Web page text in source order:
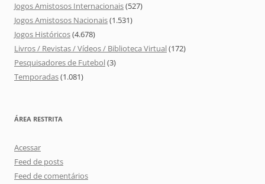
Jogos Amistosos Internacionais(527)
Jogos Amistosos Nacionais(1.531)
Jogos Históricos(4.678)
Livros / Revistas / Vídeos / Biblioteca Virtual(172)
Pesquisadores de Futebol(3)
Temporadas(1.081)
ÁREA RESTRITA
Acessar
Feed de posts
Feed de comentários